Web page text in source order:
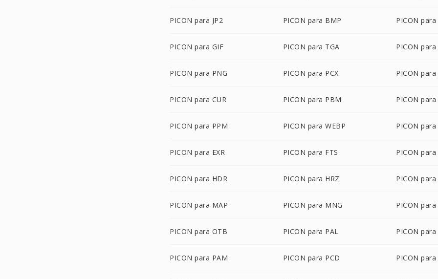
PICON para JP2 PICON para BMP PICON
PICON para GIF PICON para TGA PICON para
PICON para PNG PICON para PCX PICON para
PICON para CUR PICON para PBM PICON para
PICON para PPM PICON para WEBP PICON para
PICON para EXR PICON para FTS PICON para
PICON para HDR PICON para HRZ PICON
PICON para MAP PICON para MNG PICON
PICON para OTB PICON para PAL PICON
PICON para PAM PICON para PCD PICON para